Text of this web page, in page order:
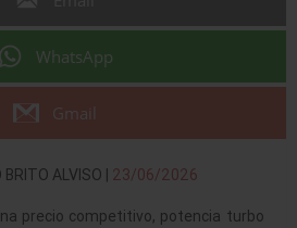
WhatsApp
Gmail
ALVISO | 23/06/2026
precio competitivo, potencia turbo